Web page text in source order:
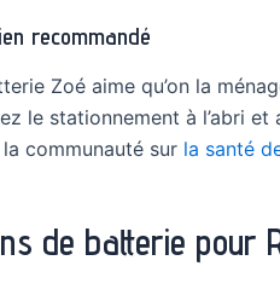
recommandé
Zoé aime qu’on la
le stationnement à l’abri
communauté sur la santé
de batterie pour